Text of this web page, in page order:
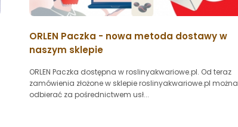
ORLEN Paczka - nowa metoda dostawy w
naszym sklepie
ORLEN Paczka dostępna w roslinyakwariowe.pl. Od teraz
zamówienia złożone w sklepie roslinyakwariowe.pl można
odbierać za pośrednictwem usł...